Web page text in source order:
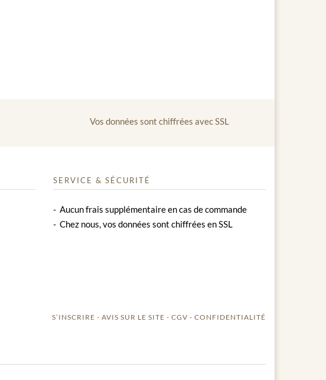
Vos données sont chiffrées avec SSL
SERVICE & SÉCURITÉ
Aucun frais supplémentaire en cas de commande
Chez nous, vos données sont chiffrées en SSL
S’INSCRIRE AVIS SUR LE SITE CGV CONFIDENTIALITÉ